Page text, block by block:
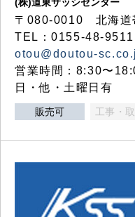
〒080-0010 北海道
TEL：0155-48-
otou@doutou-
営業時間：8:30〜
日・他・土曜日有
販売可 工事・